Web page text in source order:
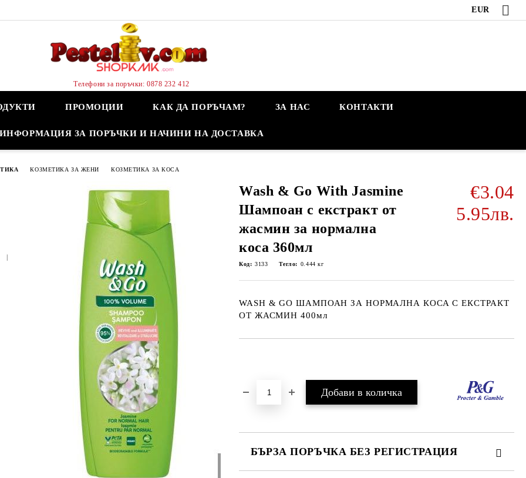
EUR
Телефони за поръчки: 0878 232 412
ПРОМОЦИИ КАК ДА ПОРЪЧАМ? ЗА НАС КОНТАКТИ
ИНФОРМАЦИЯ ЗА ПОРЪЧКИ И НАЧИНИ НА ДОСТАВКА
КОЗМЕТИКА ЗА ЖЕНИ КОЗМЕТИКА ЗА КОСА
Wash & Go With Jasmine
Шампоан с екстракт от
жасмин за нормална
коса 360мл
€3.04
5.95лв.
Код: 3133 Тегло: 0.444 кг
WASH & GO ШАМПОАН ЗА НОРМАЛНА КОСА С ЕКСТРАКТ
ОТ ЖАСМИН 400мл
БЪРЗА ПОРЪЧКА БЕЗ РЕГИСТРАЦИЯ